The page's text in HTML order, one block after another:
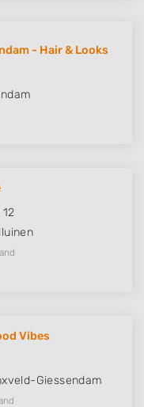
- Hair & Looks
Vibes
Giessendam